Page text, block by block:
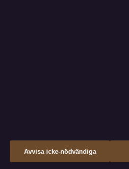
Avvisa icke-nödvändiga